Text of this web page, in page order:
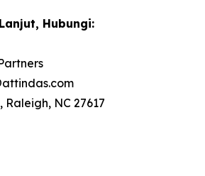
Hubungi:
Raleigh, NC 27617